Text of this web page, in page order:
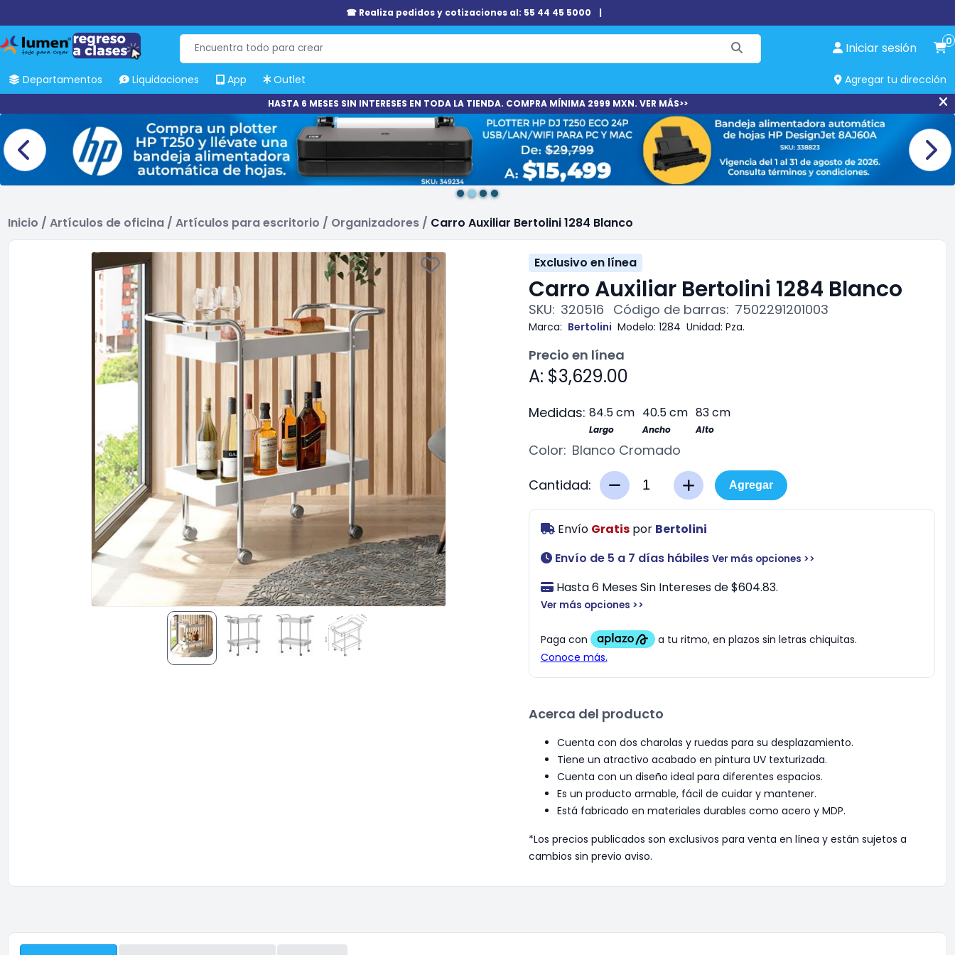
☎ Realiza pedidos y cotizaciones al: 55 44 45 5000 |
Iniciar sesión 0
Departamentos Liquidaciones App Outlet Agregar tu dirección
HASTA 6 MESES SIN INTERESES EN TODA LA TIENDA. COMPRA MÍNIMA 2999 MXN. VER MÁS>>
Inicio / Artículos de oficina / Artículos para escritorio / Organizadores / Carro Auxiliar Bertolini 1284 Blanco
Exclusivo en línea
Carro Auxiliar Bertolini 1284 Blanco
SKU: 320516 Código de barras: 7502291201003
Marca: Bertolini Modelo: 1284 Unidad: Pza.
Precio en línea
A: $3,629.00
Medidas: 84.5 cm 40.5 cm 83 cm
Largo Ancho Alto
Color: Blanco Cromado
Cantidad:
Agregar
Envío Gratispor Bertolini
Envío de 5 a 7 días hábiles Ver más opciones >>
Hasta 6 Meses Sin Intereses de $604.83.
Ver más opciones >>
Acerca del producto
Cuenta con dos charolas y ruedas para su desplazamiento.
Tiene un atractivo acabado en pintura UV texturizada.
Cuenta con un diseño ideal para diferentes espacios.
Es un producto armable, fácil de cuidar y mantener.
Está fabricado en materiales durables como acero y MDP.
*Los precios publicados son exclusivos para venta en línea y están sujetos a
cambios sin previo aviso.